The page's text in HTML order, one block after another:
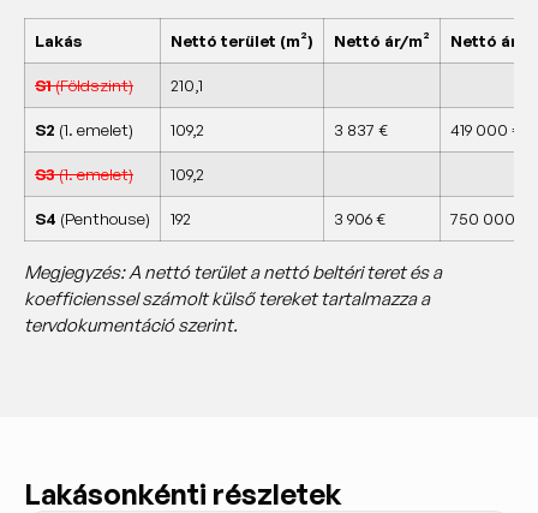
Lakás Nettó terület (m²) Nettó ár/m² Nettó ár
S1(Földszint) 210,1
S2 (1. emelet) 109,2 3 837 € 419 000 €
S3(1. emelet) 109,2
S4 (Penthouse) 192 3 906 € 750 000 €
Megjegyzés: A nettó terület a nettó beltéri teret és a
koefficienssel számolt külső tereket tartalmazza a
tervdokumentáció szerint.
Lakásonkénti részletek